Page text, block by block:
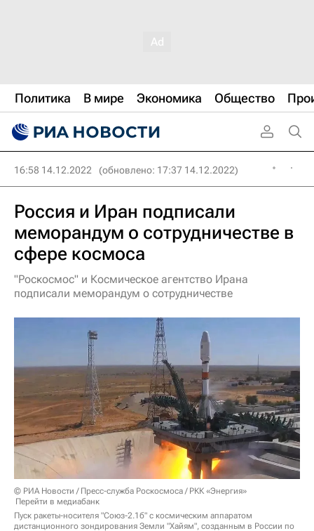
Политика В мире Экономика Общество
16:58 14.12.2022 (обновлено: 17:37 14.12.2022)
Россия и Иран подписали
меморандум о сотрудничестве в
сфере космоса
"Роскосмос" и Космическое агентство Ирана
подписали меморандум о сотрудничестве
© РИА Новости / Пресс-служба Роскосмоса / РКК «Энергия»
Перейти в медиабанк
Пуск ракеты-носителя "Союз-2.1б" с космическим аппаратом
дистанционного зондирования Земли "Хайям", созданным в России по